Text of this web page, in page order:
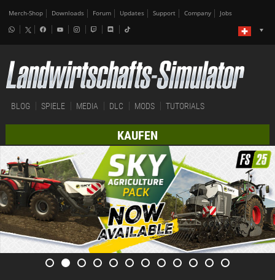
Merch-Shop Downloads Forum Updates Support Company Jobs
BLOG SPIELE MEDIA DLC MODS TUTORIALS
KAUFEN